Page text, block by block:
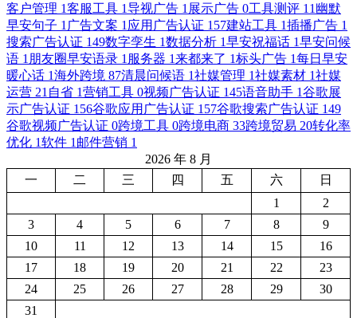
客户管理 1客服工具 1导视广告 1 展示广告 0工具测评 11 幽默
早安句子 1 广告文案 1 应用广告认证 157建站工具 1插播广告 1
搜索广告认证 149数字孪生 1数据分析 1早安祝福话 1早安问候
语 1 朋友圈早安语录 1 服务器 1来都来了 1标头广告 1每日早安
暖心话 1海外跨境 87清晨问候语 1社媒管理 1社媒素材 1社媒
运营 21 自省 1营销工具 0视频广告认证 145语音助手 1谷歌展
示广告认证 156谷歌应用广告认证 157谷歌搜索广告认证 149
谷歌视频广告认证 0跨境工具 0跨境电商 33跨境贸易 20转化率
优化 1软件 1 邮件营销 1
2026 年 8 月
一
二 三 四 五 六
日
1
2
3
4 5 6 7 8
9
10
11 12 13 14 15
16
17
18 19 20 21 22
23
24
25 26 27 28 29
30
31